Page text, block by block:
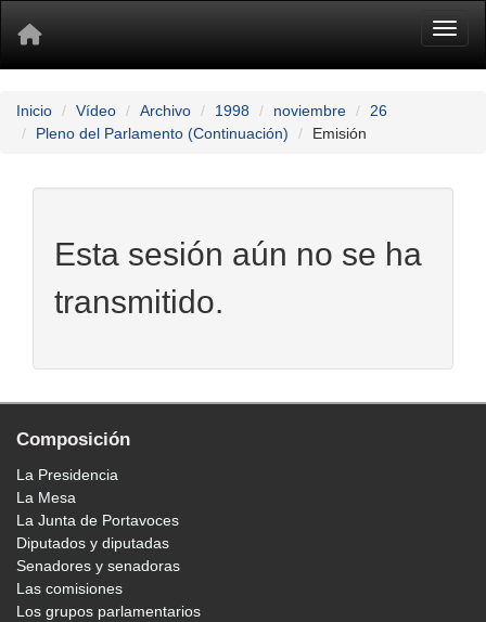
Inicio Vídeo Archivo 1998 noviembre
26
Pleno del Parlamento (Continuación)
Emisión
Esta sesión aún no se ha
transmitido.
Composición
La Presidencia
La Mesa
La Junta de Portavoces
Diputados y diputadas
Senadores y senadoras
Las comisiones
Los grupos parlamentarios